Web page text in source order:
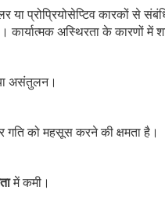
या प्रोप्रियोसेप्टिव कारकों से
अस्थिरता के कारणों में
असंतुलन।
गति को महसूस करने की क्षमता है।
में कमी।